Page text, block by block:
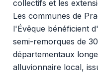
collectifs et les
Les communes de
l'Évêque bénéficient
semi-remorques de
départementaux
alluvionnaire local,